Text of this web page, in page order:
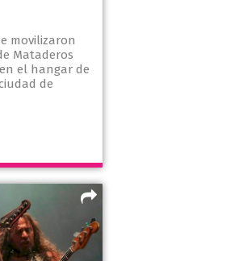
movilizaron
Mataderos
el hangar de
de